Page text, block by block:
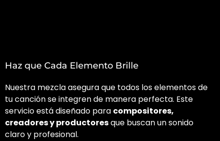
Haz que Cada Elemento Brille
Nuestra mezcla asegura que todos los elementos de
tu canción se integren de manera perfecta. Este
servicio está diseñado para compositores,
creadores y productoresque buscan un sonido
claro y profesional.